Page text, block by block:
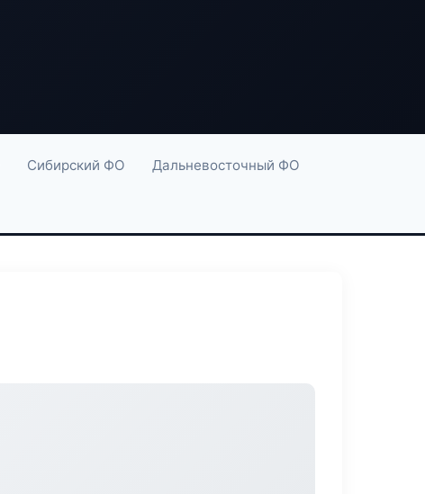
Сибирский ФО Дальневосточный ФО